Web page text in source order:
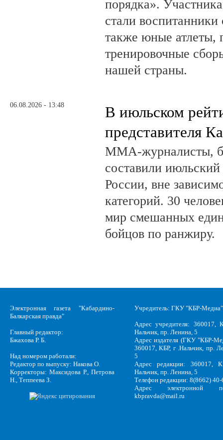
порядка».
стали
также юные атлеты,
тренировочные
нашей страны.
06.08.2026 - 13:48
В июльском
представителя
ММА-журналисты,
составили
России, вне
категорий. 30
мир смешанных
бойцов по ранжиру.
Электронная газета "Кабардино-
Балкарская правда"
Главный редактор:
Бжахова Р. Б.
Над номером работали:
Редактор по выпуску: Накова О.
Корректоры: Максидова Р., Петрова
Н., Теппеева З.
Учредитель: ГКУ "КБР-Медиа"
Адрес учредителя: 360017,
Нальчик, пр. Ленина, 5
Адрес издателя (ГКУ "КБР-
360017, КБР, г .Нальчик, пр.
5
Адрес редакции: 360017,
Нальчик, пр. Ленина, 5
Телефон редакции: 8(8662)
Адрес электронной
kbpravda@mail.ru